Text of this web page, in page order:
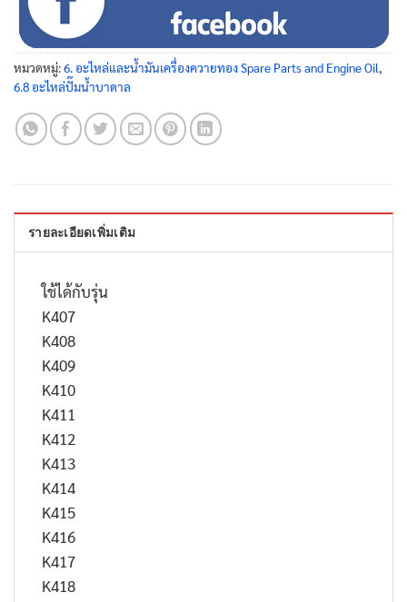
หมวดหมู่:6. อะไหล่และน้ำมันเครื่องควายทอง Spare Parts and Engine Oil
6.8 อะไหล่ปั๊มน้ำบาดาล
รายละเอียดเพิ่มเติม
ใช้ได้กับรุ่น
K407
K408
K409
K410
K411
K412
K413
K414
K415
K416
K417
K418